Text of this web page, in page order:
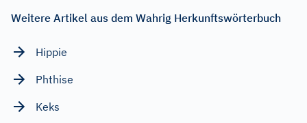
Weitere Artikel aus dem Wahrig Herkunftswörterbuch
Hippie
Phthise
Keks